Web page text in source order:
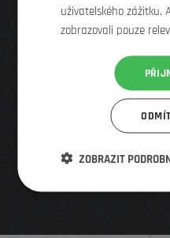
Výprodeje, slevy, nové
Přes 50 000 odběratelů
Odhlášení na 1 klik,
uživatelského zážitku.
zobrazovali pouze
ZOBRAZIT